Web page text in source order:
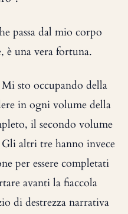
passa dal mio corpo
è una vera fortuna.
sto occupando della
in ogni volume della
il secondo volume
altri tre hanno invece
per essere completati
avanti la fiaccola
di destrezza narrativa